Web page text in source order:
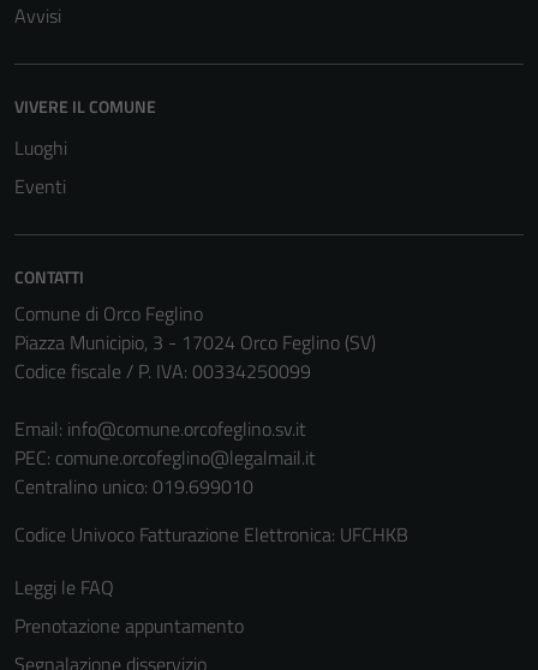
Avvisi
VIVERE IL COMUNE
Luoghi
Eventi
CONTATTI
Comune di Orco Feglino
Piazza Municipio, 3 - 17024 Orco Feglino (SV)
Codice fiscale / P. IVA: 00334250099
Email: info@comune.orcofeglino.sv.it
PEC: comune.orcofeglino@legalmail.it
Centralino unico: 019.699010
Codice Univoco Fatturazione Elettronica: UFCHKB
Leggi le FAQ
Prenotazione appuntamento
Segnalazione disservizio
del sito e non
informazioni